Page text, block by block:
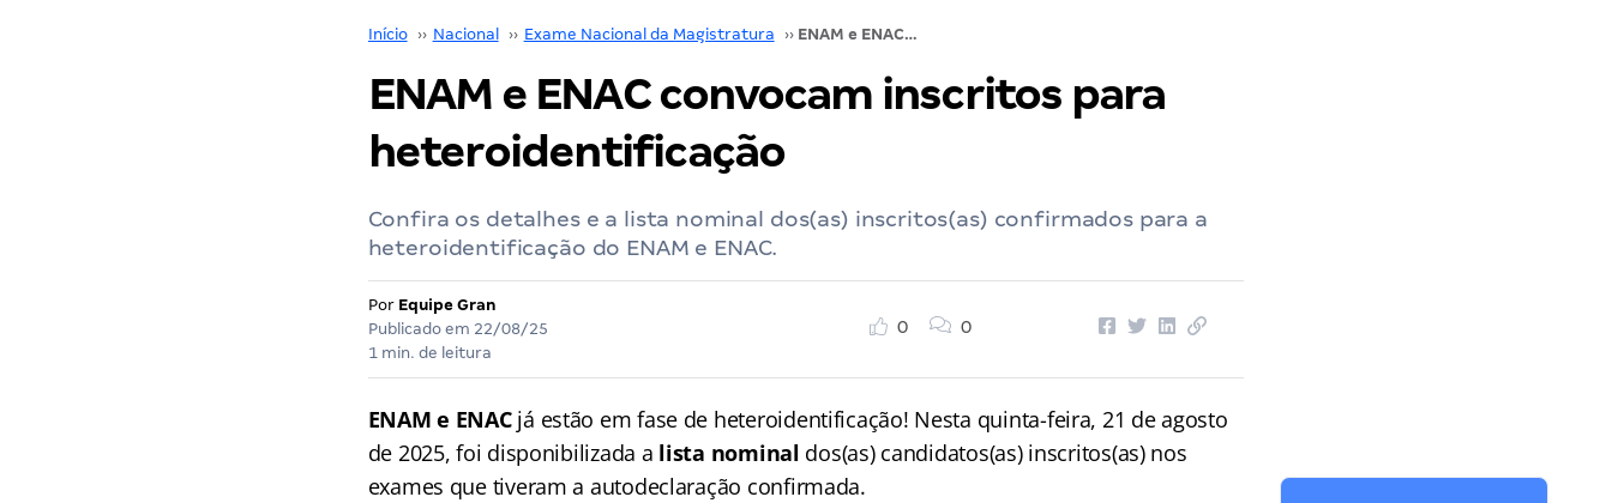
Início ›› Nacional ›› Exame Nacional da Magistratura ›› ENAM e ENAC convocam inscritos para heteroidentificação
ENAM e ENAC convocam inscritos para
heteroidentificação
Confira os detalhes e a lista nominal dos(as) inscritos(as) confirmados para a
heteroidentificação do ENAM e ENAC.
Por Equipe Gran
Publicado em 22/08/25
1 min. de leitura
0 0
ENAM e ENACjá estão em fase de heteroidentificação! Nesta quinta-feira, 21 de agosto
de 2025, foi disponibilizada a lista nominal dos(as) candidatos(as) inscritos(as) nos
exames que tiveram a autodeclaração confirmada.